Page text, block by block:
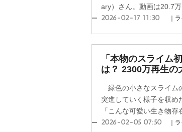
ary）さん。動画は20.7
2026-02-17 11:30 ｜
「本物のスライム
は？ 2300万再生の
緑色の小さなスライム
突進していく様子を収め
「こんな可愛い生き物
2026-02-05 07:50 ｜